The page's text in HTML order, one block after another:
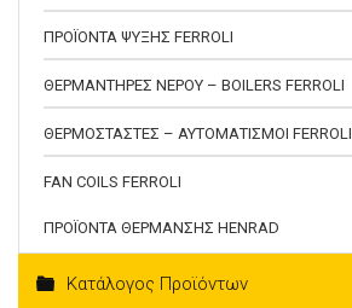
ΠΡΟΪΟΝΤΑ ΨΥΞΗΣ FERROLI
ΘΕΡΜΑΝΤΗΡΕΣ ΝΕΡΟΥ – BOILERS FERROLI
ΘΕΡΜΟΣΤΑΣΤΕΣ – ΑΥΤΟΜΑΤΙΣΜΟΙ FERROLI
FAN COILS FERROLI
ΠΡΟΪΟΝΤΑ ΘΕΡΜΑΝΣΗΣ HENRAD
Κατάλογος Προϊόντων